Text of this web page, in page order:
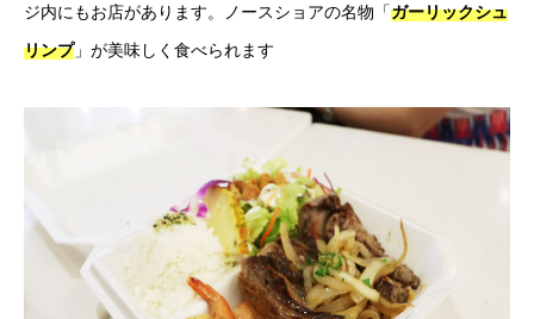
ジ内にもお店があります。ノースショアの名物「ガーリックシュ
リンプ」が美味しく食べられます